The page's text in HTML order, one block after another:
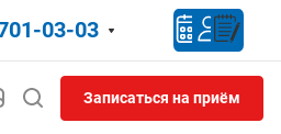
03-03
Записаться на приём